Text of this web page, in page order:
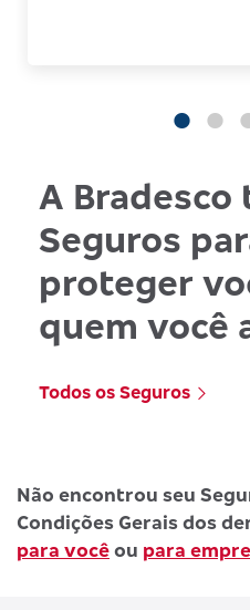
A Bradesco
Seguros
proteger
quem você
Todos os Seguros
Não encontrou seu
Condições Gerais dos
para vocêou para